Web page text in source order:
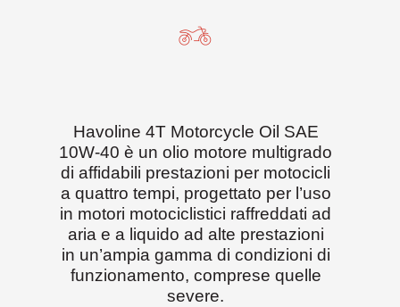
Havoline 4T Motorcycle Oil SAE
10W-40 è un olio motore multigrado
di affidabili prestazioni per motocicli
a quattro tempi, progettato per l’uso
in motori motociclistici raffreddati ad
aria e a liquido ad alte prestazioni
in un’ampia gamma di condizioni di
funzionamento, comprese quelle
severe.